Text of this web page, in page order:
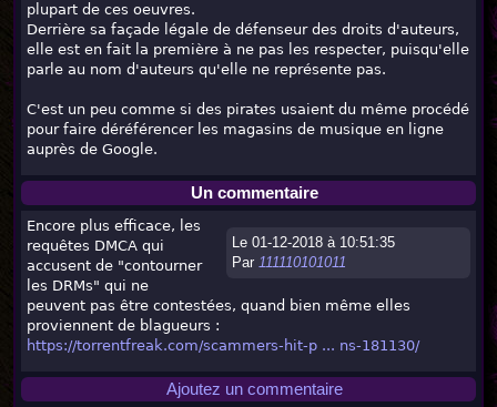
plupart de ces oeuvres.
Derrière sa façade légale de défenseur des droits d'auteurs,
elle est en fait la première à ne pas les respecter, puisqu'elle
parle au nom d'auteurs qu'elle ne représente pas.
C'est un peu comme si des pirates usaient du même procédé
pour faire déréférencer les magasins de musique en ligne
auprès de Google.
Un commentaire
Le 01-12-2018 à 10:51:35
Par 111110101011
Encore plus efficace, les
requêtes DMCA qui
accusent de "contourner
les DRMs" qui ne
peuvent pas être contestées, quand bien même elles
proviennent de blagueurs :
https://torrentfreak.com/scammers-hit-p ... ns-181130/
Ajoutez un commentaire